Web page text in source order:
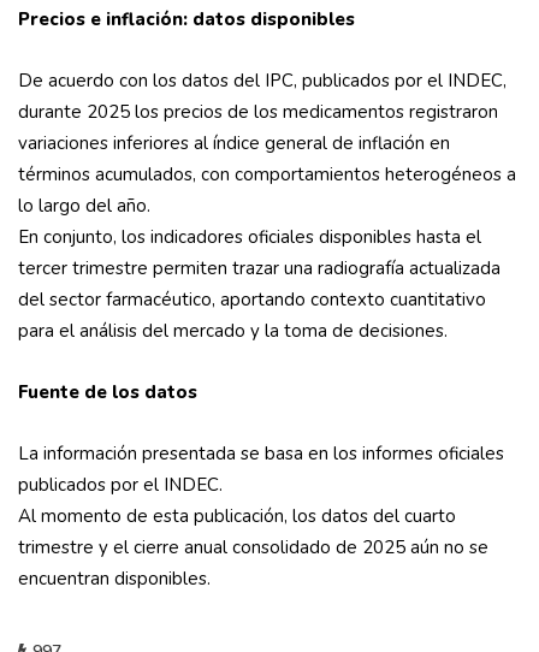
Precios e inflación: datos disponibles
De acuerdo con los datos del IPC, publicados por el INDEC,
durante 2025 los precios de los medicamentos registraron
variaciones inferiores al índice general de inflación en
términos acumulados, con comportamientos heterogéneos a
lo largo del año.
En conjunto, los indicadores oficiales disponibles hasta el
tercer trimestre permiten trazar una radiografía actualizada
del sector farmacéutico, aportando contexto cuantitativo
para el análisis del mercado y la toma de decisiones.
Fuente de los datos
La información presentada se basa en los informes oficiales
publicados por el INDEC.
Al momento de esta publicación, los datos del cuarto
trimestre y el cierre anual consolidado de 2025 aún no se
encuentran disponibles.